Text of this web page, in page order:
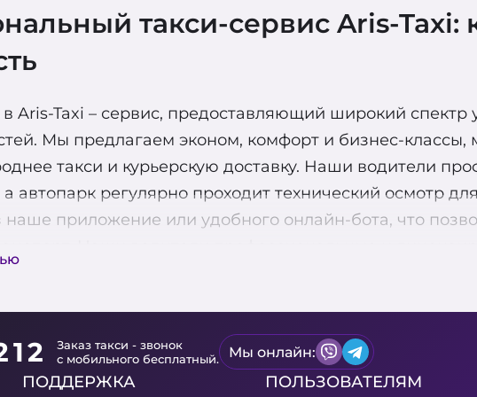
такси-сервис Aris-Taxi:
Aris-Taxi – сервис, предоставляющий широкий спектр
Мы предлагаем эконом, комфорт и бизнес-классы,
такси и курьерскую доставку. Наши водители
автопарк регулярно проходит технический осмотр
приложение или удобного онлайн-бота, что
осмотр для вашей безопасности.
через наше приложение или удобного онлайн-бота,
транспорт. Выбирайте Aris-Taxi – ваш надежный
предварительного заказа такси, что позволяет
Заказ такси - звонок
с мобильного бесплатный.
Мы онлайн:
ПОДДЕРЖКА ПОЛЬЗОВАТЕЛЯМ